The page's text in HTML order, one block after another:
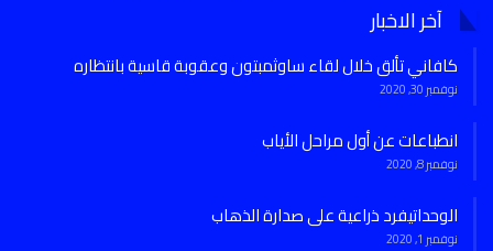
آخر الاخبار
كافاني تألق خلال لقاء ساوثمبتون وعقوبة قاسية بانتظاره
نوفمبر 30, 2020
انطباعات عن أول مراحل الأياب
نوفمبر 8, 2020
الوحداتيفرد ذراعية على صدارة الذهاب
نوفمبر 1, 2020